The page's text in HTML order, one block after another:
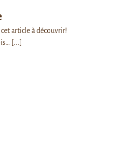
article à découvrir!
[...]